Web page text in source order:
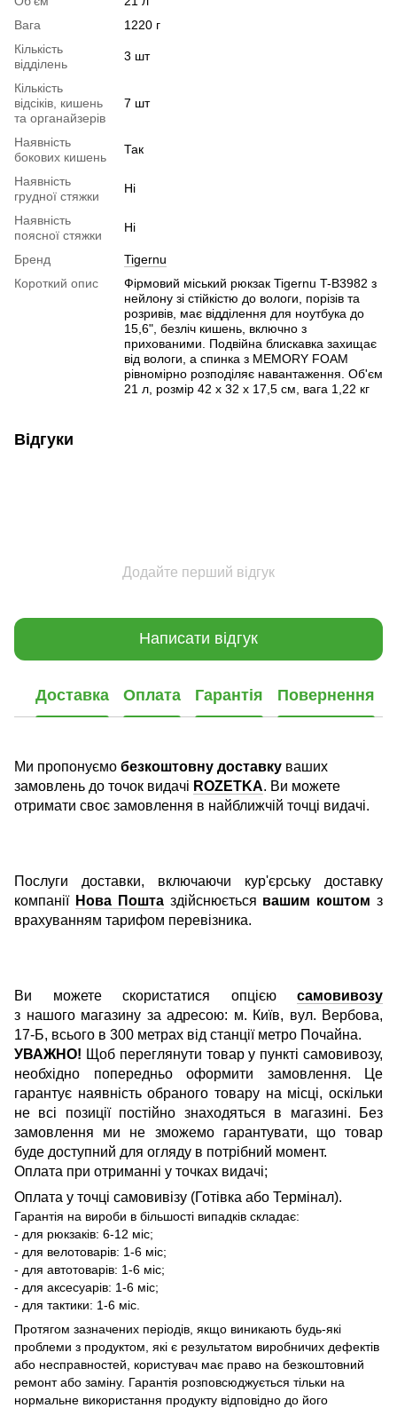
Bага
1220 г
Кількість
відділень
3 шт
Кількість
відсіків, кишень
та органайзерів
7 шт
Наявність
бокових кишень
Так
Наявність
грудної стяжки
Ні
Наявність
поясної стяжки
Ні
Бренд
Tigernu
Короткий опис
Фірмовий міський рюкзак Tigernu T-B3982 з
нейлону зі стійкістю до вологи, порізів та
розривів, має відділення для ноутбука до
15,6", безліч кишень, включно з
прихованими. Подвійна блискавка захищає
від вологи, а спинка з MEMORY FOAM
рівномірно розподіляє навантаження. Об'єм
21 л, розмір 42 x 32 x 17,5 см, вага 1,22 кг
Відгуки
Додайте перший відгук
Написати відгук
Доставка Оплата Гарантія Повернення
Ми пропонуємо безкоштовну доставку ваших
замовлень до точок видачі ROZETKA. Ви можете
отримати своє замовлення в найближчій точці видачі.
Послуги доставки, включаючи кур'єрську доставку
компанії Нова Поштаздійснюється вашим коштом з
врахуванням тарифом перевізника.
Ви можете скористатися опцією самовивозу
з нашого магазину за адресою: м. Київ, вул. Вербова,
17-Б, всього в 300 метрах від станції метро Почайна.
УВАЖНО! Щоб переглянути товар у пункті самовивозу,
необхідно попередньо оформити замовлення. Це
гарантує наявність обраного товару на місці, оскільки
не всі позиції постійно знаходяться в магазині. Без
замовлення ми не зможемо гарантувати, що товар
буде доступний для огляду в потрібний момент.
Оплата при отриманні у точках видачі;
Оплата у точці самовивізу (Готівка або Термінал).
Гарантія на вироби в більшості випадків складає:
- для рюкзаків: 6-12 міс;
- для велотоварів: 1-6 міс;
- для автотоварів: 1-6 міс;
- для аксесуарів: 1-6 міс;
- для тактики: 1-6 міс.
Протягом зазначених періодів, якщо виникають будь-які
проблеми з продуктом, які є результатом виробничих дефектів
або несправностей, користувач має право на безкоштовний
ремонт або заміну. Гарантія розповсюджується тільки на
нормальне використання продукту відповідно до його